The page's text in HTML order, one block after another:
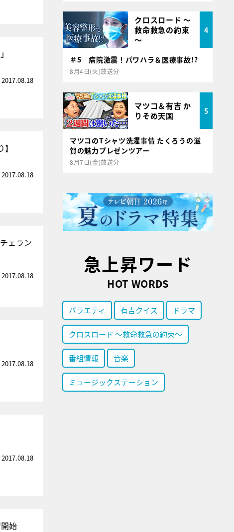
2017.08.18
2017.08.18
ェラン
2017.08.18
2017.08.18
2017.08.18
始
クロスロード ～
救命救急の約束
～
4
＃5 病院激震！パワハラ＆医療事故!?
8月4日(火)放送分
マツコ＆有吉 か
りそめ天国
5
マツコのTシャツ洗濯事情 たくろうの滋
賀の魅力プレゼンツアー
8月7日(金)放送分
急上昇ワード
HOT WORDS
バラエティ 有吉クイズ ドラマ
クロスロード ～救命救急の約束～
番組情報 音楽
ミュージックステーション